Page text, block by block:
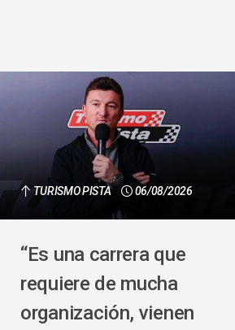
TURISMO PISTA 06/08/2026
“Es una carrera que
requiere de mucha
organización, vienen